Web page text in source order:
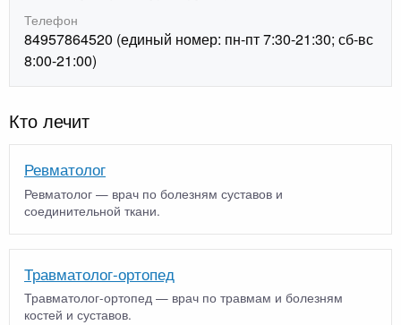
Телефон
84957864520 (единый номер: пн-пт 7:30-21:30; сб-вс
8:00-21:00)
Кто лечит
Ревматолог
Ревматолог — врач по болезням суставов и
соединительной ткани.
Травматолог-ортопед
Травматолог-ортопед — врач по травмам и болезням
костей и суставов.